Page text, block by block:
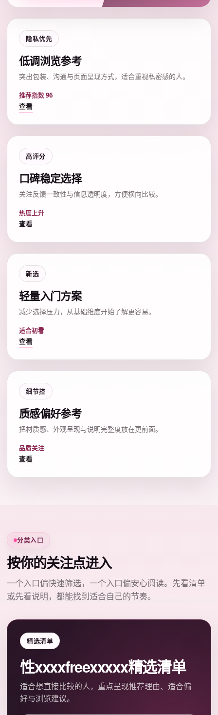
隐私优先
低调浏览参考
突出包装、沟通与页面呈现方式，适合重视私密感的人。
推荐指数 96
查看
高评分
口碑稳定选择
关注反馈一致性与信息透明度，方便横向比较。
热度上升
查看
新选
轻量入门方案
减少选择压力，从基础维度开始了解更容易。
适合初看
查看
细节控
质感偏好参考
把材质感、外观呈现与说明完整度放在更前面。
品质关注
查看
分类入口
按你的关注点进入
一个入口偏快速筛选，一个入口偏安心阅读。先看清单
或先看说明，都能找到适合自己的节奏。
精选清单
性xxxxfreexxxxx精选清单
适合想直接比较的人，重点呈现推荐理由、适合偏
好与浏览建议。